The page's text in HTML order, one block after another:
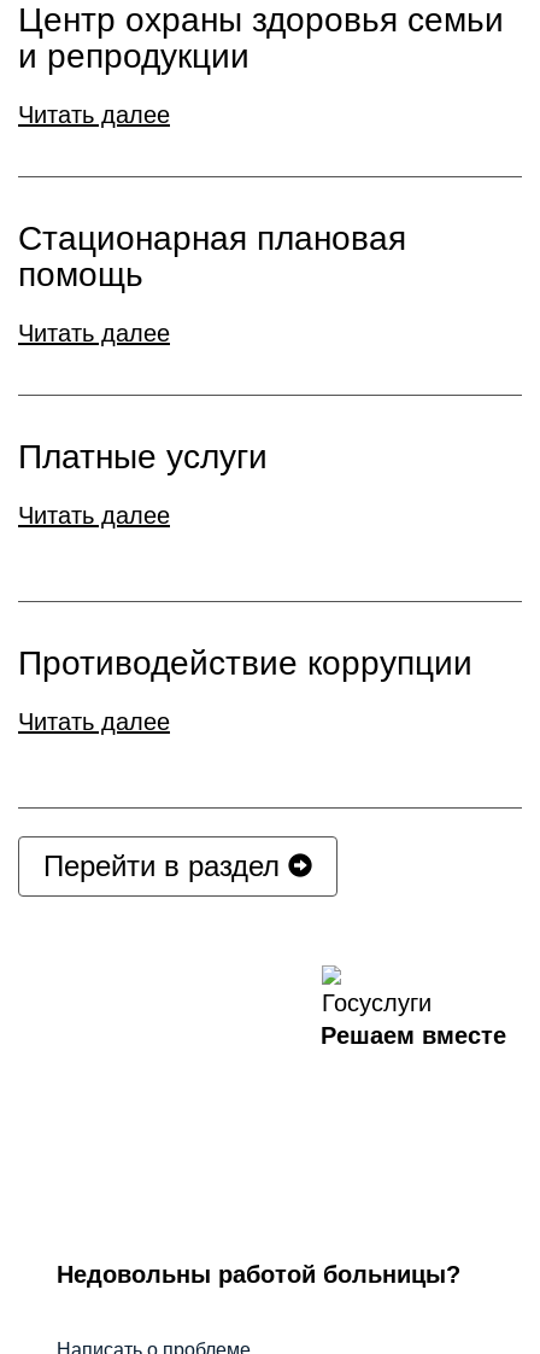
Центр охраны здоровья семьи
и репродукции
Читать далее
Стационарная плановая
помощь
Читать далее
Платные услуги
Читать далее
Противодействие коррупции
Читать далее
Перейти в раздел
Решаем вместе
Недовольны работой больницы?
Написать о проблеме